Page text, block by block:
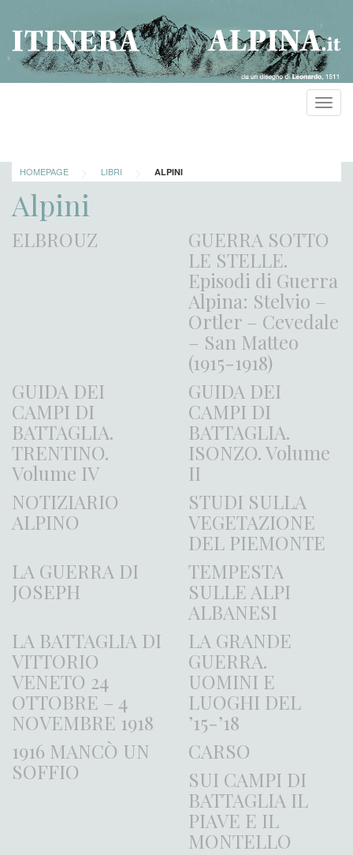
HOMEPAGE LIBRI ALPINI
Alpini
ELBROUZ
GUERRA SOTTO
LE STELLE.
Episodi di Guerra
Alpina: Stelvio –
Ortler – Cevedale
– San Matteo
(1915-1918)
GUIDA DEI
CAMPI DI
BATTAGLIA.
TRENTINO.
Volume IV
GUIDA DEI
CAMPI DI
BATTAGLIA.
ISONZO. Volume
II
NOTIZIARIO
ALPINO
STUDI SULLA
VEGETAZIONE
DEL PIEMONTE
LA GUERRA DI
JOSEPH
TEMPESTA
SULLE ALPI
ALBANESI
LA BATTAGLIA DI
VITTORIO
VENETO 24
OTTOBRE – 4
NOVEMBRE 1918
LA GRANDE
GUERRA.
UOMINI E
LUOGHI DEL
’15-’18
1916 MANCÒ UN
SOFFIO
CARSO
SUI CAMPI DI
BATTAGLIA IL
PIAVE E IL
MONTELLO